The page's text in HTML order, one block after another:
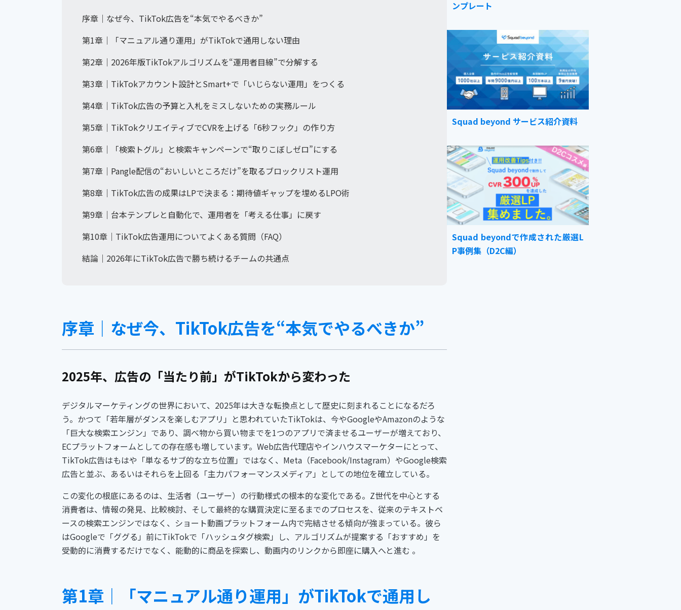
序章｜なぜ今、TikTok広告を“本気でやるべきか”
第1章｜「マニュアル通り運用」がTikTokで通用しない理由
第2章｜2026年版TikTokアルゴリズムを“運用者目線”で分解する
第3章｜TikTokアカウント設計とSmart+で「いじらない運用」をつくる
第4章｜TikTok広告の予算と入札をミスしないための実務ルール
第5章｜TikTokクリエイティブでCVRを上げる「6秒フック」の作り方
第6章｜「検索トグル」と検索キャンペーンで“取りこぼしゼロ”にする
第7章｜Pangle配信の“おいしいところだけ”を取るブロックリスト運用
第8章｜TikTok広告の成果はLPで決まる：期待値ギャップを埋めるLPO術
第9章｜台本テンプレと自動化で、運用者を「考える仕事」に戻す
第10章｜TikTok広告運用についてよくある質問（FAQ）
結論｜2026年にTikTok広告で勝ち続けるチームの共通点
序章｜なぜ今、TikTok広告を“本気でやるべきか”
2025年、広告の「当たり前」がTikTokから変わった
デジタルマーケティングの世界において、2025年は大きな転換点として歴史に刻まれることになるだろ
う。かつて「若年層がダンスを楽しむアプリ」と思われていたTikTokは、今やGoogleやAmazonのような
「巨大な検索エンジン」であり、調べ物から買い物までを1つのアプリで済ませるユーザーが増えており、
ECプラットフォームとしての存在感も増しています。Web広告代理店やインハウスマーケターにとって、
TikTok広告はもはや「単なるサブ的な立ち位置」ではなく、Meta（Facebook/Instagram）やGoogle検索
広告と並ぶ、あるいはそれらを上回る「主力パフォーマンスメディア」としての地位を確立している。
この変化の根底にあるのは、生活者（ユーザー）の行動様式の根本的な変化である。Z世代を中心とする
消費者は、情報の発見、比較検討、そして最終的な購買決定に至るまでのプロセスを、従来のテキストベ
ースの検索エンジンではなく、ショート動画プラットフォーム内で完結させる傾向が強まっている。彼ら
はGoogleで「ググる」前にTikTokで「ハッシュタグ検索」し、アルゴリズムが提案する「おすすめ」を
受動的に消費するだけでなく、能動的に商品を探索し、動画内のリンクから即座に購入へと進む 。
第1章｜「マニュアル通り運用」がTikTokで通用し
ンプレート
Squad beyond サービス紹介資料
Squad beyondで作成された厳選L
P事例集（D2C編）